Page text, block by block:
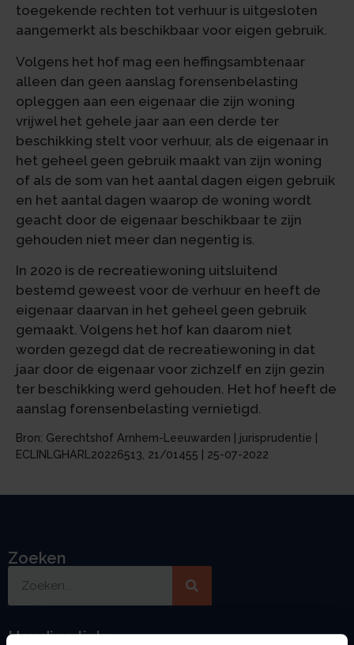
toegekende rechten tot verhuur is uitgesloten
aangemerkt als beschikbaar voor eigen gebruik.
Volgens het hof mag een heffingsambtenaar
alleen dan geen aanslag forensenbelasting
opleggen aan een eigenaar die zijn woning
vrijwel het gehele jaar aan een derde ter
beschikking stelt voor verhuur, als de eigenaar in
het geheel geen gebruik maakt van zijn woning
of als de som van het aantal dagen eigen gebruik
en het aantal dagen waarop de woning wordt
geacht door de eigenaar beschikbaar te zijn
gehouden niet meer dan negentig is.
In 2020 is de recreatiewoning uitsluitend
bestemd geweest voor de verhuur en heeft de
eigenaar daarvan in het geheel geen gebruik
gemaakt. Volgens het hof kan daarom niet
worden gezegd dat de recreatiewoning in dat
jaar door de eigenaar voor zichzelf en zijn gezin
ter beschikking werd gehouden. Het hof heeft de
aanslag forensenbelasting vernietigd.
Bron: Gerechtshof Arnhem-Leeuwarden | jurisprudentie |
ECLINLGHARL20226513, 21/01455 | 25-07-2022
Zoeken
Handige links